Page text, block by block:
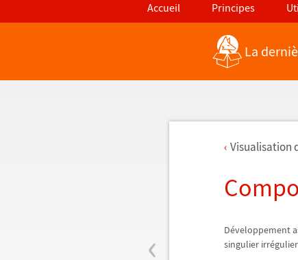
Accueil Principes
La
‹
Visualisation
Développement
singulier irrégulier